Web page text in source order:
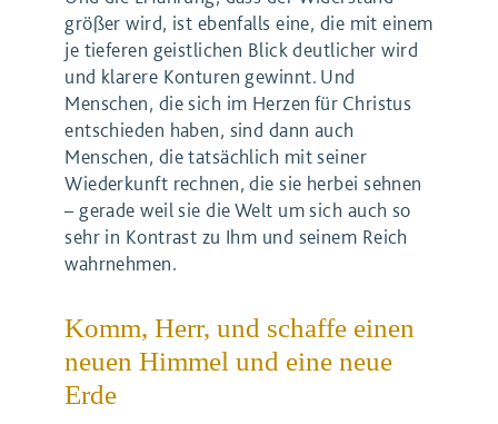
größer wird, ist ebenfalls eine, die mit einem
je tieferen geistlichen Blick deutlicher wird
und klarere Konturen gewinnt. Und
Menschen, die sich im Herzen für Christus
entschieden haben, sind dann auch
Menschen, die tatsächlich mit seiner
Wiederkunft rechnen, die sie herbei sehnen
– gerade weil sie die Welt um sich auch so
sehr in Kontrast zu Ihm und seinem Reich
wahrnehmen.
Komm, Herr, und schaffe einen
neuen Himmel und eine neue
Erde